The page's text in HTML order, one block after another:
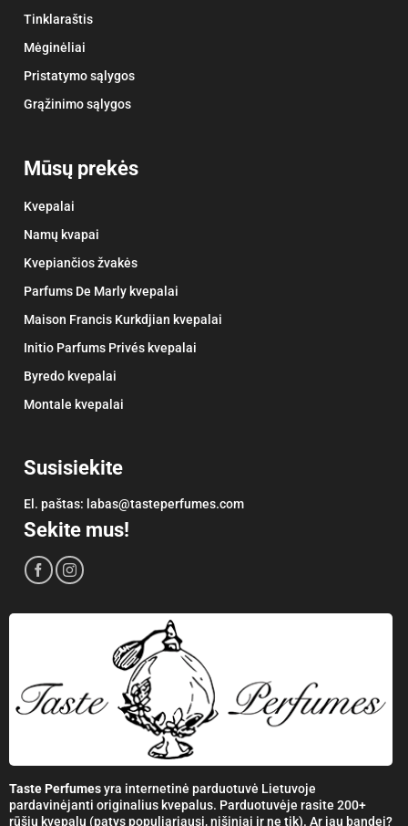
Tinklaraštis
Mėginėliai
Pristatymo sąlygos
Grąžinimo sąlygos
Mūsų prekės
Kvepalai
Namų kvapai
Kvepiančios žvakės
Parfums De Marly kvepalai
Maison Francis Kurkdjian kvepalai
Initio Parfums Privés kvepalai
Byredo kvepalai
Montale kvepalai
Susisiekite
El. paštas: labas@tasteperfumes.com
Sekite mus!
Taste Perfumesyra internetinė parduotuvė Lietuvoje
pardavinėjanti originalius kvepalus. Parduotuvėje rasite 200+
rūšių kvepalų (patys populiariausi, nišiniai ir ne tik). Ar jau bandei?